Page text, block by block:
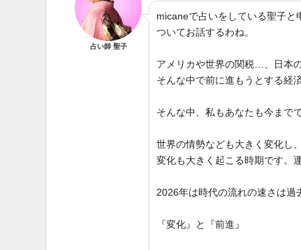
占い師 聖子
micaneで占いをしている聖子と
ついてお話するわね。
アメリカや世界の関税…、日本
そんな中で前に進もうとする経
そんな中、私もあなたも今まで
世界の情勢なども大きく変化し
変化も大きく起こる時期です。
2026年は時代の流れの速さは過
『変化』と『前進』